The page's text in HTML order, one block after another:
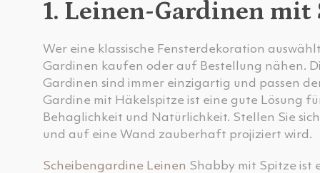
1. Leinen-Gardinen mit
Wer eine klassische Fensterdekoration
Gardinen kaufen oder auf Bestellung nähen.
Gardinen sind immer einzigartig und passen
Gardine mit Häkelspitze ist eine gute Lösung
Behaglichkeit und Natürlichkeit. Stellen Sie
und auf eine Wand zauberhaft projiziert wird.
Scheibengardine Leinen Shabby mit Spitze ist